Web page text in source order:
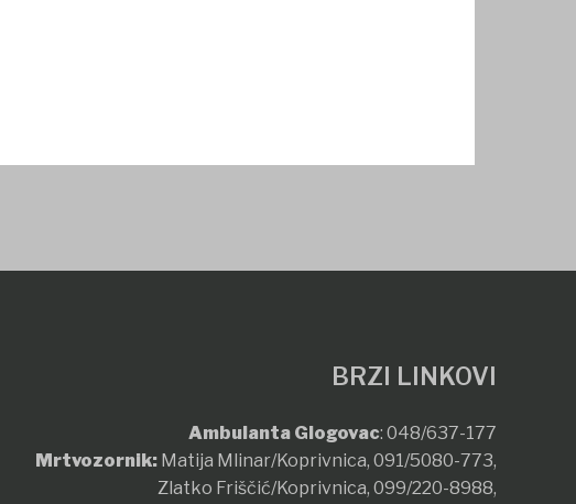
BRZI LINKOVI
Ambulanta Glogovac: 048/637-177
Mrtvozornik: Matija Mlinar/Koprivnica, 091/5080-773,
Zlatko Friščić/Koprivnica, 099/220-8988,